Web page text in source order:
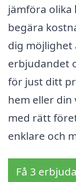
jämföra olika
begära
dig
erbjudandet
för just ditt
hem eller
med rätt
enklare och
Få 3